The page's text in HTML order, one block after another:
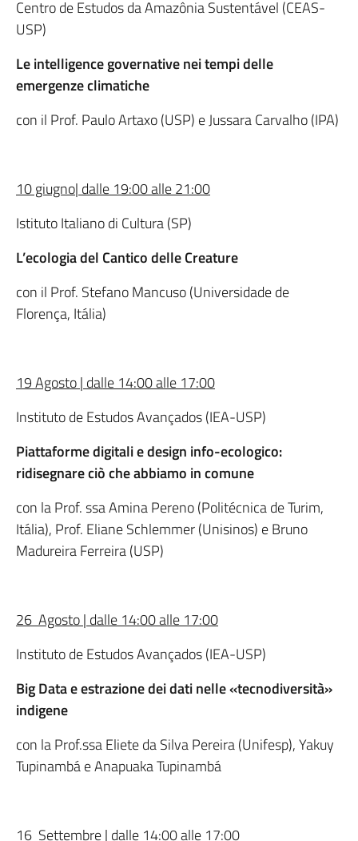
Centro de Estudos da Amazônia Sustentável (CEAS-
USP)
Le intelligence governative nei tempi delle
emergenze climatiche
con il Prof. Paulo Artaxo (USP) e Jussara Carvalho (IPA)
10 giugno| dalle 19:00 alle 21:00
Istituto Italiano di Cultura (SP)
L’ecologia del Cantico delle Creature
con il Prof. Stefano Mancuso (Universidade de
Florença, Itália)
19 Agosto | dalle 14:00 alle 17:00
Instituto de Estudos Avançados (IEA-USP)
Piattaforme digitali e design info-ecologico:
ridisegnare ciò che abbiamo in comune
con la Prof. ssa Amina Pereno (Politécnica de Turim,
Itália), Prof. Eliane Schlemmer (Unisinos) e Bruno
Madureira Ferreira (USP)
26 Agosto | dalle 14:00 alle 17:00
Instituto de Estudos Avançados (IEA-USP)
Big Data e estrazione dei dati nelle «tecnodiversità»
indigene
con la Prof.ssa Eliete da Silva Pereira (Unifesp), Yakuy
Tupinambá e Anapuaka Tupinambá
16 Settembre | dalle 14:00 alle 17:00